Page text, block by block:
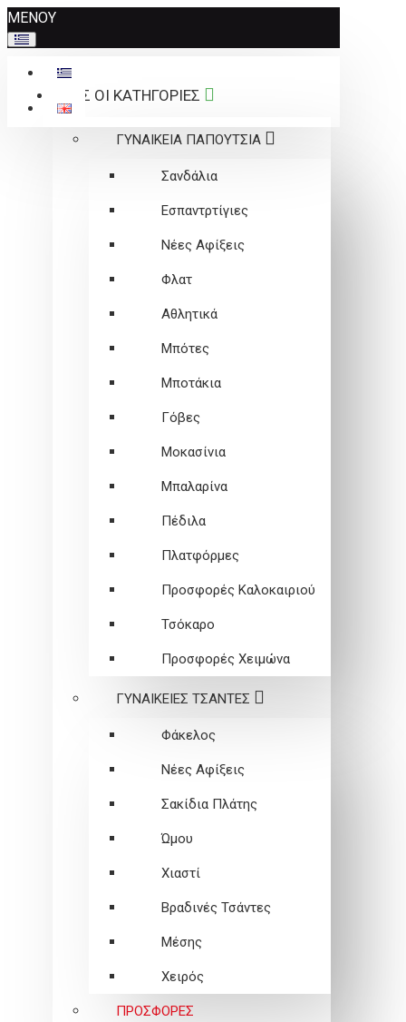
Σημείωση:
Αυτός
ο
ιστότοπος
περιλαμβάνει
ΜΕΝΟΥ
ΟΛΕΣ ΟΙ ΚΑΤΗΓΟΡΙΕΣ
ΓΥΝΑΙΚΕΙΑ ΠΑΠΟΥΤΣΙΑ
Σανδάλια
Εσπαντρτίγιες
Νέες Αφίξεις
Φλατ
Αθλητικά
Μπότες
Μποτάκια
Γόβες
Μοκασίνια
Μπαλαρίνα
Πέδιλα
Πλατφόρμες
Προσφορές Καλοκαιριού
Τσόκαρο
Προσφορές Χειμώνα
ΓΥΝΑΙΚΕΙEΣ ΤΣΑΝΤΕΣ
Φάκελος
Νέες Αφίξεις
Σακίδια Πλάτης
Ώμου
Χιαστί
Βραδινές Τσάντες
Μέσης
Χειρός
ΠΡΟΣΦΟΡΕΣ